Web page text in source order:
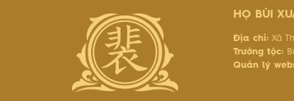
HỌ BÙI
Địa chỉ: Xã
Trưởng tộc:
Quản lý